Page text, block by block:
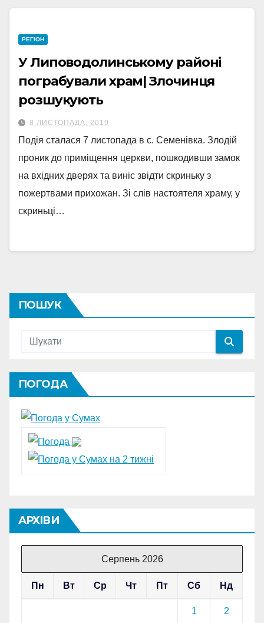
РЕГІОН
У Липоводолинському районі
пограбували храм| Злочинця
розшукують
8 ЛИСТОПАДА, 2019
Подія сталася 7 листопада в с. Семенівка. Злодій
проник до приміщення церкви, пошкодивши замок
на вхідних дверях та виніс звідти скриньку з
пожертвами прихожан. Зі слів настоятеля храму, у
скриньці…
ПОШУК
ПОГОДА
АРХІВИ
Серпень 2026
Пн Вт Ср Чт Пт Сб Нд
1 2